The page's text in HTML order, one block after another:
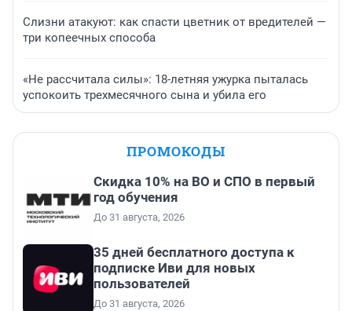
Слизни атакуют: как спасти цветник от вредителей —
три копеечных способа
«Не рассчитала силы»: 18-летняя ужурка пыталась
успокоить трехмесячного сына и убила его
ПРОМОКОДЫ
Скидка 10% на ВО и СПО в первый
год обучения
До 31 августа, 2026
35 дней бесплатного доступа к
подписке Иви для новых
пользователей
До 31 августа, 2026